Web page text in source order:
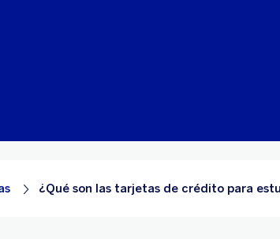
¿Qué son las tarjetas de crédito para